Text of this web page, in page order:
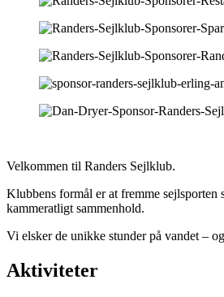
Velkommen til Randers Sejlklub.
Klubbens formål er at fremme sejlsporten
kammeratligt sammenhold.
Vi elsker de unikke stunder på vandet –
Aktiviteter